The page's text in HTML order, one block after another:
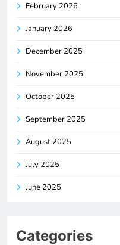
February 2026
January 2026
December 2025
November 2025
October 2025
September 2025
August 2025
July 2025
June 2025
Categories